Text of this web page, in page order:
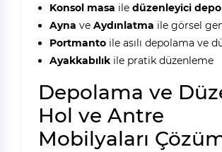
Konsol masa ile düzenleyici
Ayna ve Aydınlatma ile görsel
Portmantoile asılı depolama ve
Ayakkabılıkile pratik düzenleme
Depolama ve
Hol ve Antre
Mobilyaları